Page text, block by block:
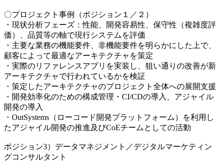
〇プロジェクト事例（ポジション１／２）
・現状分析フェーズ：性能、開発容易性、保守性（複雑度評
価）、品質等の軸で現行システムを評価
・主要な業務の機能要件、非機能要件を明らかにした上で、
顧客によって最適なアーキテクチャを策定
・実際のリファレンスアプリを実装し、狙い通りの改善が新
アーキテクチャで行われているかを検証
・策定したアーキテクチャのプロジェクト全体への展開支援
・開発効率化のための構成管理・CI/CDの導入、アジャイル
開発の導入
・OutSystems（ローコード開発プラットフォーム）を利用し
たアジャイル開発の推進及びCoEチームとしての活動
ポジション3）データマネジメント／デジタルマーケティン
グコンサルタント